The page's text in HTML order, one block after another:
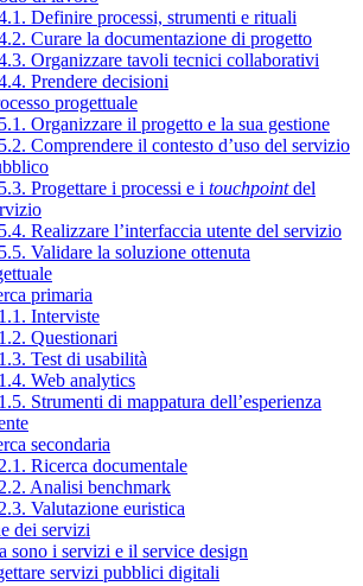
Definire processi, strumenti e rituali
Curare la documentazione di progetto
Organizzare tavoli tecnici collaborativi
Prendere decisioni
progettuale
Organizzare il progetto e la sua gestione
Comprendere il contesto d’uso del servizio
Progettare i processi e i touchpointdel
Realizzare l’interfaccia utente del servizio
Validare la soluzione ottenuta
primaria
Interviste
Questionari
Test di usabilità
Web analytics
Strumenti di mappatura dell’esperienza
secondaria
Ricerca documentale
Analisi benchmark
Valutazione euristica
dei servizi
sono i servizi e il service design
servizi pubblici digitali